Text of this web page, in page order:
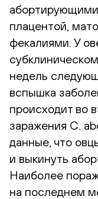
плацентой,
фекалиями. У
недель
вспышка
происходит во
заражения C.
данные, что
и выкинуть
Наиболее
на последнем